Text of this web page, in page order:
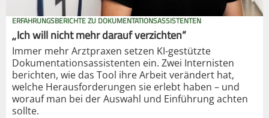
ERFAHRUNGSBERICHTE ZU DOKUMENTATIONSASSISTENTEN
„Ich will nicht mehr darauf verzichten“
Immer mehr Arztpraxen setzen KI-gestützte
Dokumentationsassistenten ein. Zwei Internisten
berichten, wie das Tool ihre Arbeit verändert hat,
welche Herausforderungen sie erlebt haben – und
worauf man bei der Auswahl und Einführung achten
sollte.